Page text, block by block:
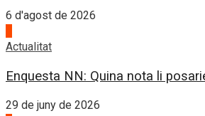
6 d'agost de 2026
Actualitat
Enquesta NN: Quina nota li
29 de juny de 2026